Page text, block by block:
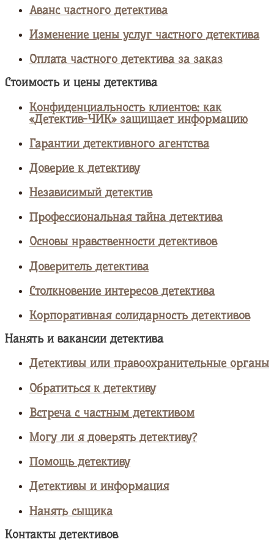
Аванс частного детектива
Изменение цены услуг частного детектива
Оплата частного детектива за заказ
Стоимость и цены детектива
Конфиденциальность клиентов: как
«Детектив-ЧИК» защищает информацию
Гарантии детективного агентства
Доверие к детективу
Независимый детектив
Профессиональная тайна детектива
Основы нравственности детективов
Доверитель детектива
Столкновение интересов детектива
Корпоративная солидарность детективов
Нанять и вакансии детектива
Детективы или правоохранительные органы
Обратиться к детективу
Встреча с частным детективом
Могу ли я доверять детективу?
Помощь детективу
Детективы и информация
Нанять сыщика
Контакты детективов